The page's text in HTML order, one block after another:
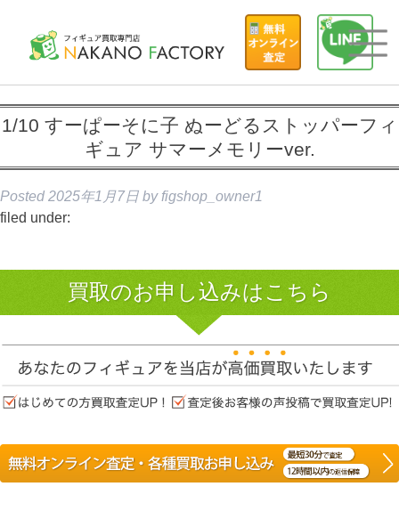
1/10 すーぱーそに子 ぬーどるストッパーフィ
ギュア サマーメモリーver.
Posted 2025年1月7日 by figshop_owner1
filed under:
買取のお申し込みはこちら